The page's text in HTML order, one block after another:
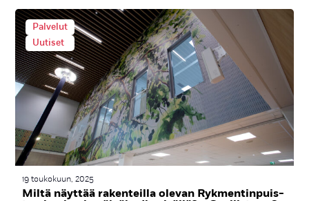
Palvelut
Uutiset
19 toukokuun, 2025
Mil­tä näyt­tää ra­ken­teil­la ole­van Ryk­men­tin­puis­